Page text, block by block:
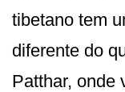
tibetano tem
diferente do
Patthar, onde